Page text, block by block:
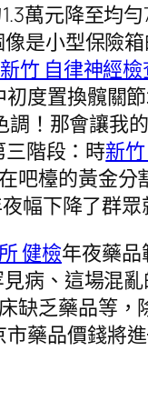
萬元降至均勻
是小型保險
新竹 自律神經檢
度置換髖關
調！那會讓我
階段：時新
吧檯的黃金分
幅下降了群眾
健檢年夜藥品
病、這場混
缺乏藥品等，
市藥品價錢將